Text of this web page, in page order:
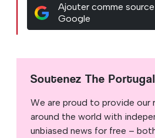
Ajouter comme
Google
Soutenez The
We are proud to provide our
around the world with
unbiased news for free –